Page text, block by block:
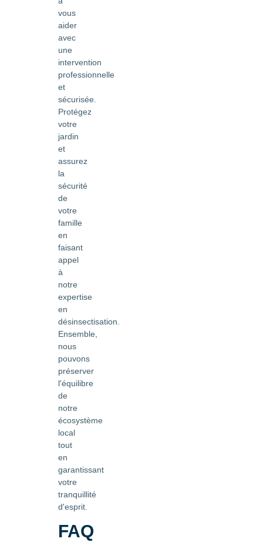
vous
aider
avec
une
intervention
professionnelle
et
sécurisée.
Protégez
votre
jardin
et
assurez
la
sécurité
de
votre
famille
en
faisant
appel
à
notre
expertise
en
désinsectisation.
Ensemble,
nous
pouvons
préserver
l'équilibre
de
notre
écosystème
local
tout
en
garantissant
votre
tranquillité
d'esprit.
FAQ